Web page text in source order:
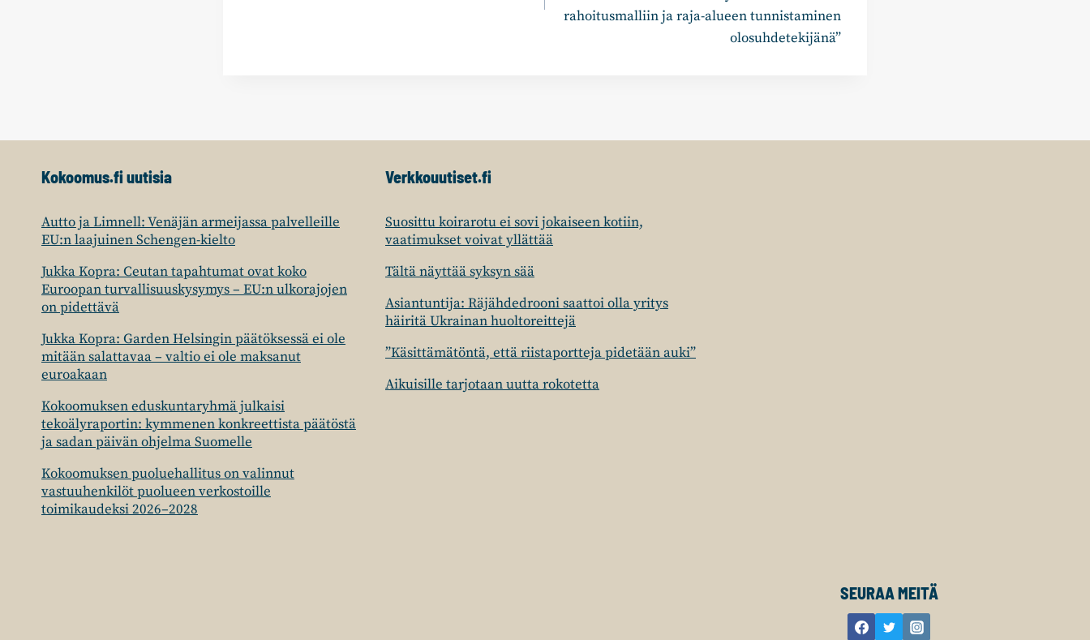
rahoitusmalliin ja raja-alueen tunnistaminen
olosuhdetekijänä”
Kokoomus.fi uutisia
Autto ja Limnell: Venäjän armeijassa palvelleille
EU:n laajuinen Schengen-kielto
Jukka Kopra: Ceutan tapahtumat ovat koko
Euroopan turvallisuuskysymys – EU:n ulkorajojen
on pidettävä
Jukka Kopra: Garden Helsingin päätöksessä ei ole
mitään salattavaa – valtio ei ole maksanut
euroakaan
Kokoomuksen eduskuntaryhmä julkaisi
tekoälyraportin: kymmenen konkreettista päätöstä
ja sadan päivän ohjelma Suomelle
Kokoomuksen puoluehallitus on valinnut
vastuuhenkilöt puolueen verkostoille
toimikaudeksi 2026–2028
Verkkouutiset.fi
Suosittu koirarotu ei sovi jokaiseen kotiin,
vaatimukset voivat yllättää
Tältä näyttää syksyn sää
Asiantuntija: Räjähdedrooni saattoi olla yritys
häiritä Ukrainan huoltoreittejä
”Käsittämätöntä, että riistaportteja pidetään auki”
Aikuisille tarjotaan uutta rokotetta
SEURAA MEITÄ